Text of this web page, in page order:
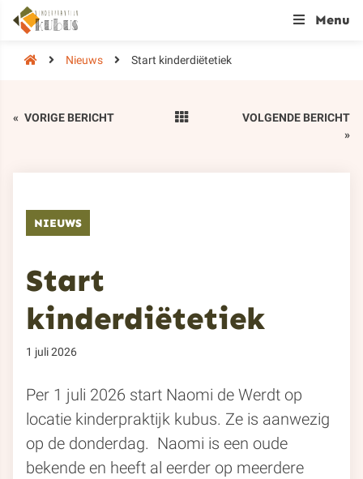
Menu
Nieuws Start kinderdiëtetiek
« VORIGE BERICHT
VOLGENDE BERICHT
»
NIEUWS
Start
kinderdiëtetiek
1 juli 2026
Per 1 juli 2026 start Naomi de Werdt op
locatie kinderpraktijk kubus. Ze is aanwezig
op de donderdag. Naomi is een oude
bekende en heeft al eerder op meerdere